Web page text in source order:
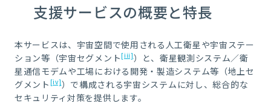
支援サービスの概要と特長
本サービスは、宇宙空間で使用される人工衛星や宇宙ステー
ション等（宇宙セグメント [iii]）と、衛星観測システム／衛
星通信モデムや工場における開発・製造システム等（地上セ
グメント[iv]）で構成される宇宙システムに対し、総合的な
セキュリティ対策を提供します。